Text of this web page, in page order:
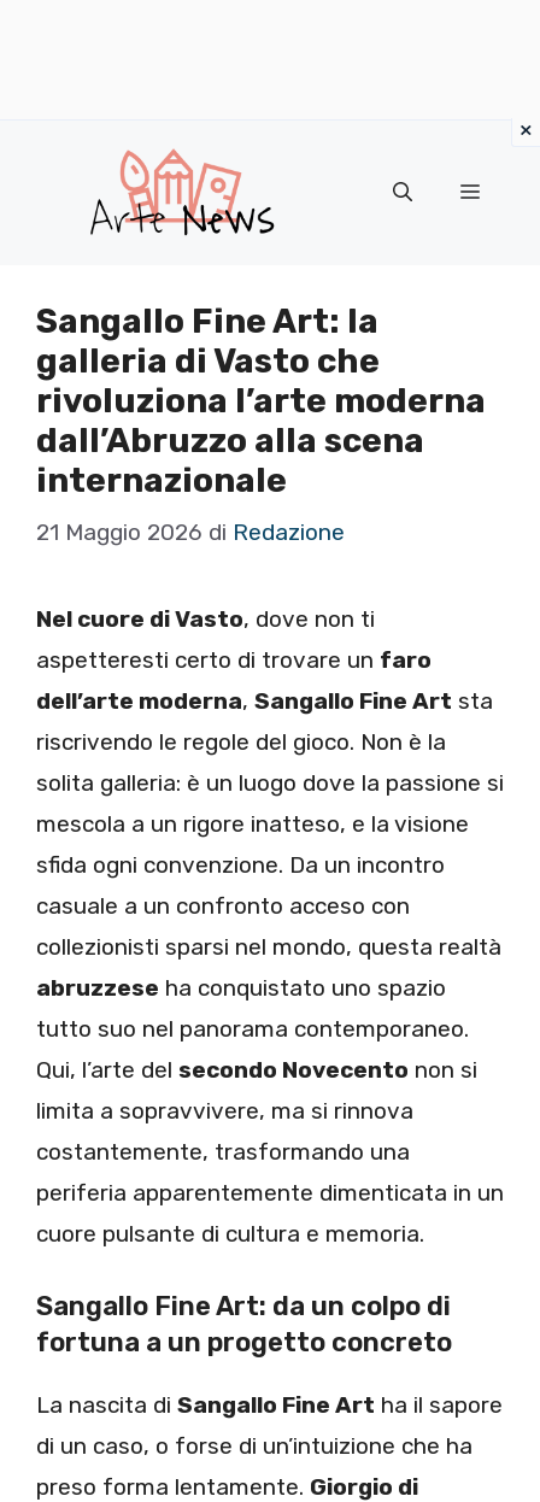
contenuto
Menu
Sangallo Fine Art: la
galleria di Vasto che
rivoluziona l’arte moderna
dall’Abruzzo alla scena
internazionale
21 Maggio 2026 di Redazione
Nel cuore di Vasto, dove non ti
aspetteresti certo di trovare un faro
dell’arte moderna, Sangallo Fine Art sta
riscrivendo le regole del gioco. Non è la
solita galleria: è un luogo dove la passione si
mescola a un rigore inatteso, e la visione
sfida ogni convenzione. Da un incontro
casuale a un confronto acceso con
collezionisti sparsi nel mondo, questa realtà
abruzzese ha conquistato uno spazio
tutto suo nel panorama contemporaneo.
Qui, l’arte del secondo Novecento non si
limita a sopravvivere, ma si rinnova
costantemente, trasformando una
periferia apparentemente dimenticata in un
cuore pulsante di cultura e memoria.
Sangallo Fine Art: da un colpo di
fortuna a un progetto concreto
La nascita di Sangallo Fine Art ha il sapore
di un caso, o forse di un’intuizione che ha
preso forma lentamente. Giorgio di
×